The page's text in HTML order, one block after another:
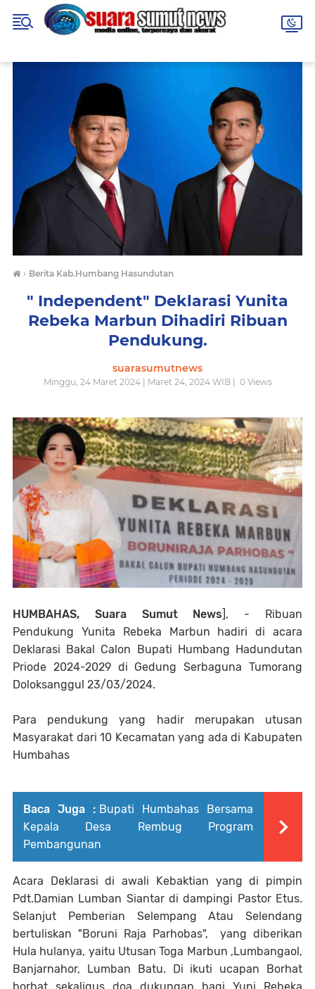
› Berita Kab.Humbang Hasundutan
" Independent" Deklarasi Yunita
Rebeka Marbun Dihadiri Ribuan
Pendukung.
suarasumutnews
Minggu, 24 Maret 2024 | Maret 24, 2024 WIB | 0Views
HUMBAHAS, Suara Sumut News], - Ribuan
Pendukung Yunita Rebeka Marbun hadiri di acara
Deklarasi Bakal Calon Bupati Humbang Hadundutan
Priode 2024-2029 di Gedung Serbaguna Tumorang
Doloksanggul 23/03/2024.
Para pendukung yang hadir merupakan utusan
Masyarakat dari 10 Kecamatan yang ada di Kabupaten
Humbahas
Baca Juga : Bupati Humbahas Bersama
Kepala Desa Rembug Program
Pembangunan
Acara Deklarasi di awali Kebaktian yang di pimpin
Pdt.Damian Lumban Siantar di dampingi Pastor Etus.
Selanjut Pemberian Selempang Atau Selendang
bertuliskan "Boruni Raja Parhobas", yang diberikan
Hula hulanya, yaitu Utusan Toga Marbun ,Lumbangaol,
Banjarnahor, Lumban Batu. Di ikuti ucapan Borhat